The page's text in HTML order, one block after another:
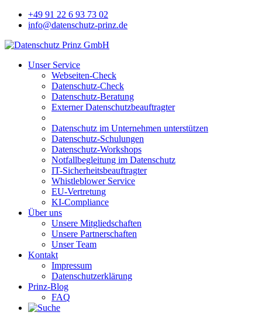
+49 91 22 6 93 73 02
info@datenschutz-prinz.de
Unser Service
Webseiten-Check
Datenschutz-Check
Datenschutz-Beratung
Externer Datenschutzbeauftragter
Datenschutz im Unternehmen unterstützen
Datenschutz-Schulungen
Datenschutz-Workshops
Notfallbegleitung im Datenschutz
IT-Sicherheitsbeauftragter
Whistleblower Service
EU-Vertretung
KI-Compliance
Über uns
Unsere Mitgliedschaften
Unsere Partnerschaften
Unser Team
Kontakt
Impressum
Datenschutzerklärung
Prinz-Blog
FAQ